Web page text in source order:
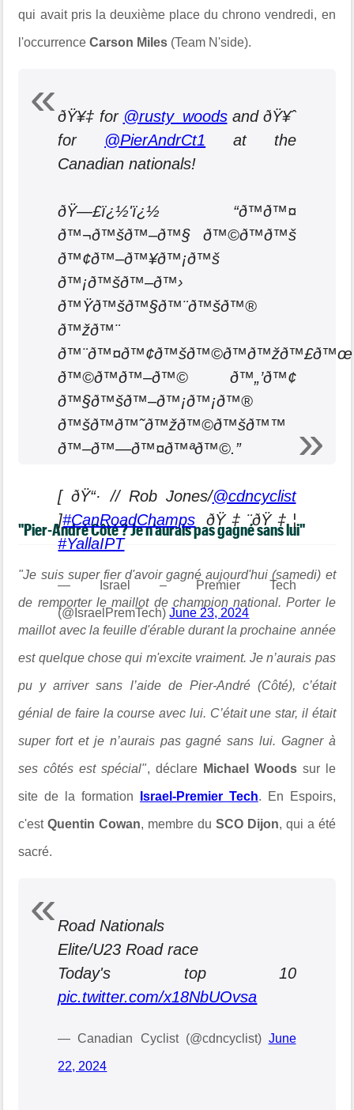
qui avait pris la deuxième place du chrono vendredi, en
l'occurrenceCarson Miles (Team N'side).
ðŸ¥‡ for @rusty_woodsand ðŸ¥ˆ
for @PierAndrCt1 at the
Canadian nationals!
ðŸ—£ï¿½'ï¿½ “ð™ð™¤
ð™¬ð™šð™–ð™§ ð™©ð™ð™š
ð™¢ð™–ð™¥ð™¡ð™š
ð™¡ð™šð™–ð™›
ð™Ÿð™šð™§ð™¨ð™šð™®
ð™žð™¨
ð™¨ð™¤ð™¢ð™šð™©ð™ð™žð™£ð™œ
ð™©ð™ð™–ð™© ð™„’ð™¢
ð™§ð™šð™–ð™¡ð™¡ð™®
ð™šð™­ð™˜ð™žð™©ð™šð™™
ð™–ð™—ð™¤ð™ªð™©.”
[ ðŸ“· // Rob Jones/@cdncyclist
]#CanRoadChamps ðŸ‡¨ðŸ‡¦
#YallaIPT
— Israel – Premier Tech
(@IsraelPremTech)June 23, 2024
"Pier-André Côté ? Je n’aurais pas gagné sans lui"
"Je suis super fier d'avoir gagné aujourd'hui (samedi) et
de remporter le maillot de champion national. Porter le
maillot avec la feuille d'érable durant la prochaine année
est quelque chose qui m'excite vraiment. Je n’aurais pas
pu y arriver sans l’aide de Pier-André (Côté), c’était
génial de faire la course avec lui. C’était une star, il était
super fort et je n’aurais pas gagné sans lui. Gagner à
ses côtés est spécial", déclare Michael Woodssur le
site de la formation Israel-Premier Tech. En Espoirs,
c'estQuentin Cowan, membre du SCO Dijon, qui a été
sacré.
Road Nationals
Elite/U23 Road race
Today's top 10
pic.twitter.com/x18NbUOvsa
— Canadian Cyclist (@cdncyclist) June
22, 2024